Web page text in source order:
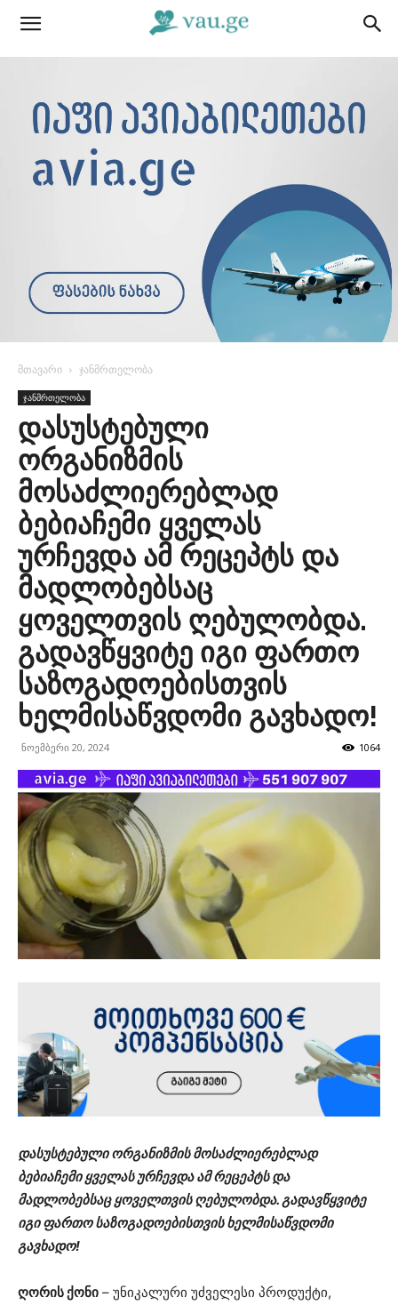
მთავარი ჯანმრთელობა
ჯანმრთელობა
დასუსტებული
ორგანიზმის
მოსაძლიერებლად
ბებიაჩემი ყველას
ურჩევდა ამ რეცეპტს და
მადლობებსაც
ყოველთვის ღებულობდა.
გადავწყვიტე იგი ფართო
საზოგადოებისთვის
ხელმისაწვდომი გავხადო!
ნოემბერი 20, 2024 1064
დასუსტებული ორგანიზმის მოსაძლიერებლად
ბებიაჩემი ყველას ურჩევდა ამ რეცეპტს და
მადლობებსაც ყოველთვის ღებულობდა. გადავწყვიტე
იგი ფართო საზოგადოებისთვის ხელმისაწვდომი
გავხადო!
ღორის ქონი – უნიკალური უძველესი პროდუქტი,